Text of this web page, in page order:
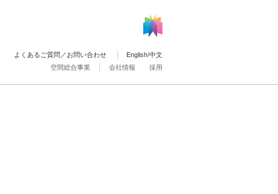
空間総合事業 会社情報 採用
よくあるご質問／お問い合わせ English/中文